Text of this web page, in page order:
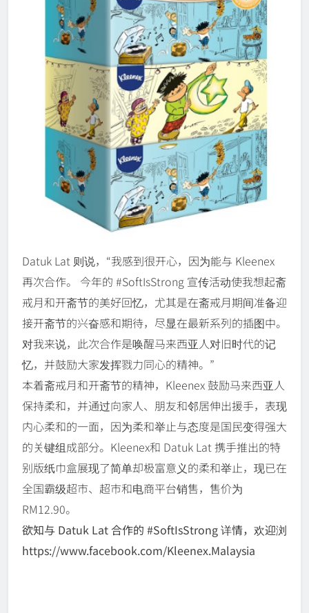
Datuk Lat 则说，“我感到很开心，因为能与 Kleenex
再次合作。 今年的 #SoftIsStrong 宣传活动使我想起斋
戒月和开斋节的美好回忆，尤其是在斋戒月期间准备迎
接开斋节的兴奋感和期待，尽显在最新系列的插图中。
对我来说，此次合作是唤醒马来西亚人对旧时代的记
忆，并鼓励大家发挥戮力同心的精神。”
本着斋戒月和开斋节的精神，Kleenex 鼓励马来西亚人
保持柔和，并通过向家人、朋友和邻居伸出援手，表现
内心柔和的一面，因为柔和举止与态度是国民变得强大
的关键组成部分。Kleenex和 Datuk Lat 携手推出的特
别版纸巾盒展现了简单却极富意义的柔和举止，现已在
全国霸级超市、超市和电商平台销售，售价为
RM12.90。
欲知与 Datuk Lat 合作的 #SoftIsStrong 详情，欢迎浏
https://www.facebook.com/Kleenex.Malaysia